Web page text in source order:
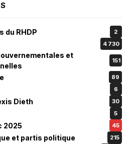
du RHDP 2
4 730
et
151
89
6
Dieth 30
5
2025 45
et partis politique 215